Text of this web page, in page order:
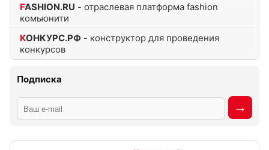
FASHION.RU - отраслевая платформа fashion
комьюнити
КОНКУРС.РФ - конструктор для проведения
конкурсов
Подписка